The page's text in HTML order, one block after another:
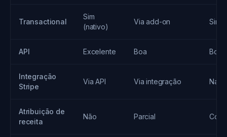
Transactional
Sim
(nativo)
Via add-on Sim
API Excelente Boa Boa
Integração
Stripe
Via API Via integração
Atribuição de
receita
Não Parcial